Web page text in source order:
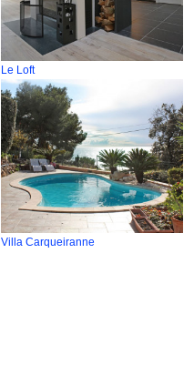
Le Loft
Villa Carqueiranne